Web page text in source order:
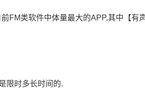
FM类软件中体量最大的APP,其中【有
限时多长时间的.